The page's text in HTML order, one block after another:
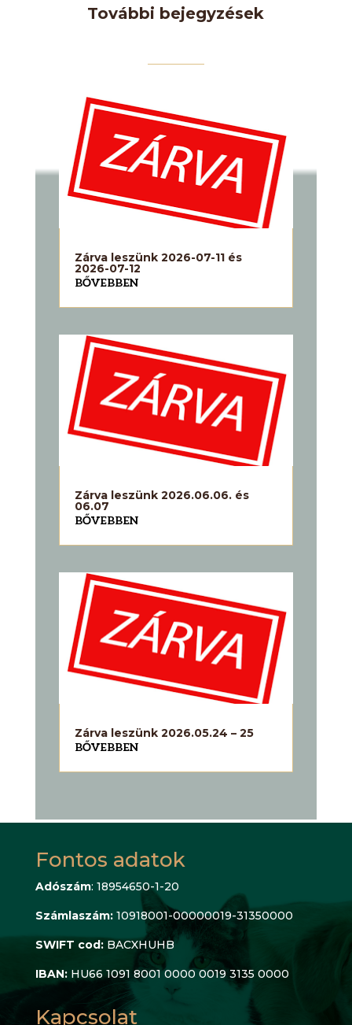
További bejegyzések
Zárva leszünk 2026-07-11 és
2026-07-12
BŐVEBBEN
Zárva leszünk 2026.06.06. és
06.07
BŐVEBBEN
Zárva leszünk 2026.05.24 – 25
BŐVEBBEN
Fontos adatok
Adószám: 18954650-1-20
Számlaszám: 10918001-00000019-31350000
SWIFT cod: BACXHUHB
IBAN: HU66 1091 8001 0000 0019 3135 0000
Kapcsolat